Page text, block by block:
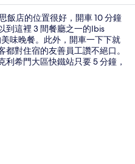
飯店的位置很好，開車 10 分鐘
到這裡 3 間餐廳之一的Ibis
味晚餐。此外，開車一下下就
對住宿的友善員工讚不絕口。
希門大區快鐵站只要 5 分鐘，